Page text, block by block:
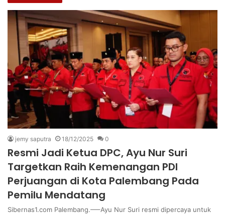
jemy saputra 18/12/2025 0
Resmi Jadi Ketua DPC, Ayu Nur Suri
Targetkan Raih Kemenangan PDI
Perjuangan di Kota Palembang Pada
Pemilu Mendatang
Sibernas1.com Palembang.—–Ayu Nur Suri resmi dipercaya untuk